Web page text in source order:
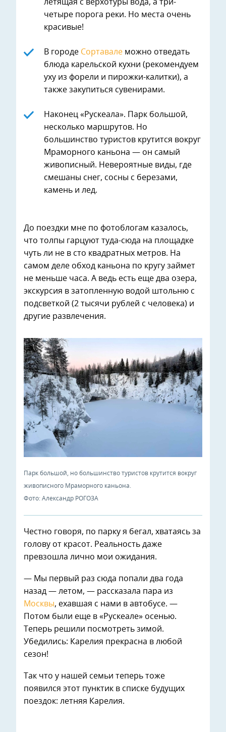
летящая с верхотуры вода, а три-
четыре порога реки. Но места очень
красивые!
В городе Сортавале можно отведать
блюда карельской кухни (рекомендуем
уху из форели и пирожки-калитки), а
также закупиться сувенирами.
Наконец «Рускеала». Парк большой,
несколько маршрутов. Но
большинство туристов крутится вокруг
Мраморного каньона — он самый
живописный. Невероятные виды, где
смешаны снег, сосны с березами,
камень и лед.
До поездки мне по фотоблогам казалось,
что толпы гарцуют туда-сюда на площадке
чуть ли не в сто квадратных метров. На
самом деле обход каньона по кругу займет
не меньше часа. А ведь есть еще два озера,
экскурсия в затопленную водой штольню с
подсветкой (2 тысячи рублей с человека) и
другие развлечения.
Парк большой, но большинство туристов крутится вокруг
живописного Мраморного каньона.
Фото: Александр РОГОЗА
Честно говоря, по парку я бегал, хватаясь за
голову от красот. Реальность даже
превзошла лично мои ожидания.
— Мы первый раз сюда попали два года
назад — летом, — рассказала пара из
Москвы, ехавшая с нами в автобусе. —
Потом были еще в «Рускеале» осенью.
Теперь решили посмотреть зимой.
Убедились: Карелия прекрасна в любой
сезон!
Так что у нашей семьи теперь тоже
появился этот пунктик в списке будущих
поездок: летняя Карелия.